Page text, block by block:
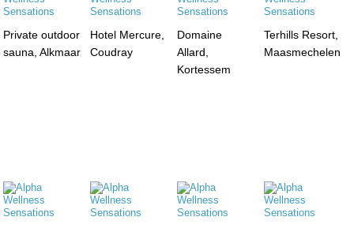
Private outdoor
sauna, Alkmaar
Hotel Mercure,
Coudray
Domaine
Allard,
Kortessem
Terhills Resort,
Maasmechelen